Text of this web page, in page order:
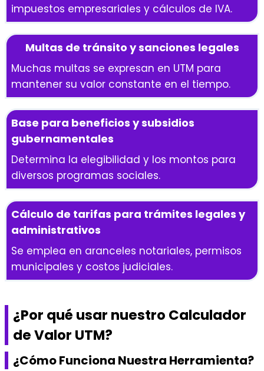
impuestos empresariales y cálculos de IVA.
Multas de tránsito y sanciones legales
Muchas multas se expresan en UTM para
mantener su valor constante en el tiempo.
Base para beneficios y subsidios
gubernamentales
Determina la elegibilidad y los montos para
diversos programas sociales.
Cálculo de tarifas para trámites legales y
administrativos
Se emplea en aranceles notariales, permisos
municipales y costos judiciales.
¿Por qué usar nuestro Calculador
de Valor UTM?
¿Cómo Funciona Nuestra Herramienta?